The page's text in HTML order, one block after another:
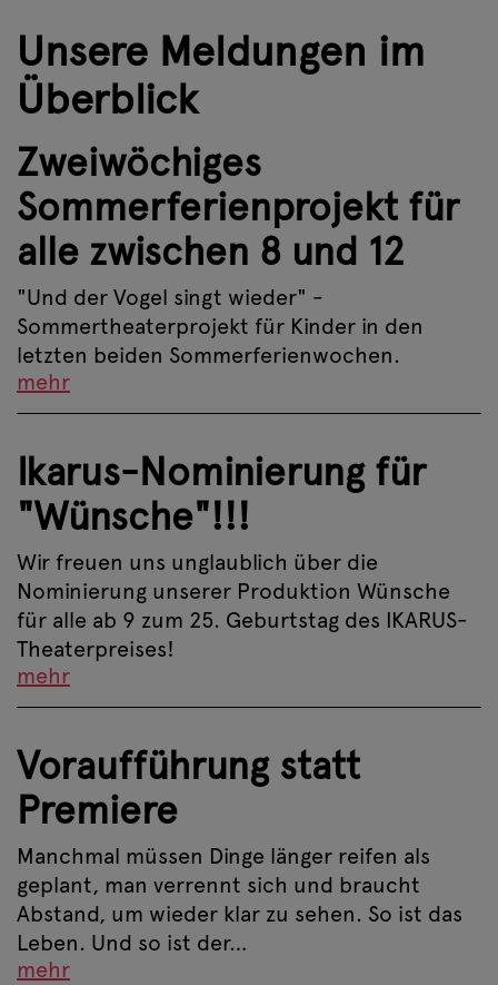
Unsere Meldungen im
Überblick
Zweiwöchiges
Sommerferienprojekt für
alle zwischen 8 und 12
"Und der Vogel singt wieder" -
Sommertheaterprojekt für Kinder in den
letzten beiden Sommerferienwochen.
mehr
Ikarus-Nominierung für
"Wünsche"!!!
Wir freuen uns unglaublich über die
Nominierung unserer Produktion Wünsche
für alle ab 9 zum 25. Geburtstag des IKARUS-
Theaterpreises!
mehr
Voraufführung statt
Premiere
Manchmal müssen Dinge länger reifen als
geplant, man verrennt sich und braucht
Abstand, um wieder klar zu sehen. So ist das
Leben. Und so ist der…
mehr